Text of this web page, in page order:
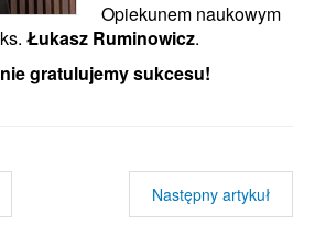
Opiekunem naukowym
Łukasz Ruminowicz.
gratulujemy sukcesu!
Następny artykuł